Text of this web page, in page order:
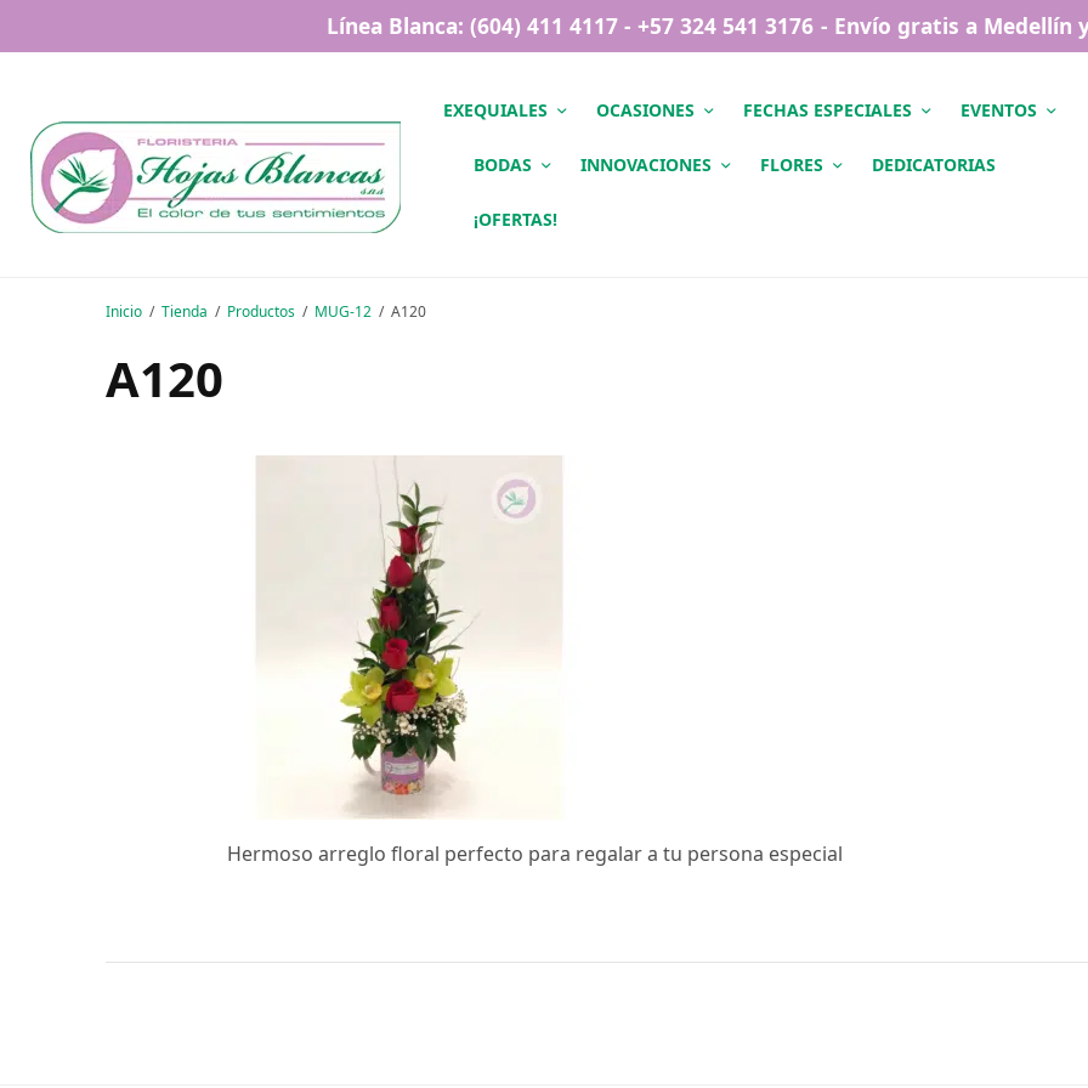
Línea Blanca: (604) 411 4117 - +57 324 541 3176 - Envío gratis a
EXEQUIALES OCASIONES FECHAS ESPECIALES EVENTOS
BODAS INNOVACIONES FLORES DEDICATORIAS
¡OFERTAS!
Inicio Tienda Productos MUG-12 A120
A120
Hermoso arreglo floral perfecto para regalar a tu persona especial